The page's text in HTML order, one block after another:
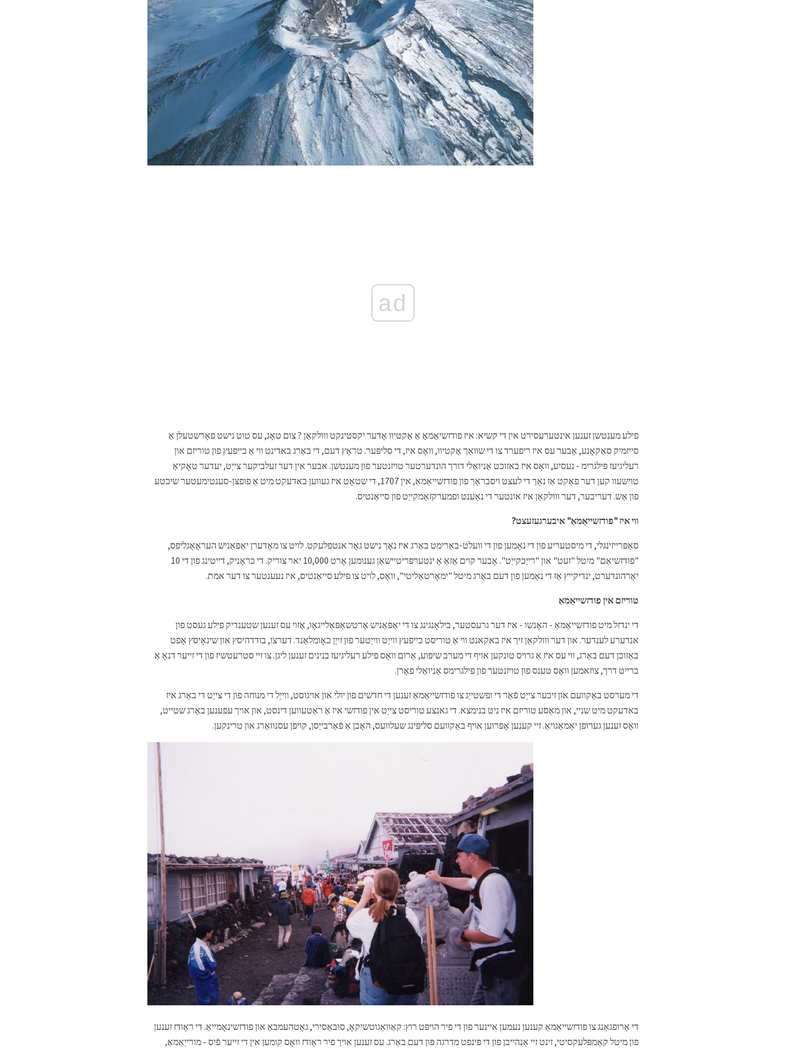
ad
פילע מענטשן זענען אינטערעסירט אין די קשיא: איז פודזשיאַמאַ אַ אַקטיוו אָדער יקסטינקט ווולקאַן ? צום טאָג, עס טוט נישט פאָרשטעלן אַ
סייזמיק סאַקאָנע, אָבער עס איז ריפערד צו די שוואַך אַקטיוו, וואָס איז, די סליפּער. טראָץ דעם, די באַרג באדינט ווי אַ כייפעץ פון טוריזם און
רעליגיעז פּילגרימ - נעסיע, וואָס איז באזוכט אַניואַלי דורך הונדערטער טויזנטער פון מענטשן. אבער אין דער זעלביקער צייַט, יעדער טאָקיאָ
טוישעוו קען דער פאַקט אַז נאָך די לעצט ויסבראָך פון פודזשייאַמאַ, אין 1707, די שטאָט איז געווען באדעקט מיט אַ פופצן-סענטימעטער שיכטע
פון ​​אַש. דעריבער, דער ווולקאַן איז אונטער די נאָענט ופמערקזאַמקייַט פון סייאַנטיס.
ווי איז "פודזשייאַמאַ" איבערגעזעצט?
סאַפּרייזינגלי, די מיסטעריע פון ​​די נאָמען פון די וועלט-באַרימט באַרג איז נאָך נישט גאָר אנטפלעקט. לויט צו מאָדערן יאַפּאַניש העראָאָגליפס,
"פודזשיאַם" מיטל "זעט" און "רייַכקייַט". אָבער קוים אַזאַ אַ ינטערפּריטיישאַן גענומען אָרט 10,000 יאר צוריק. די כראָניק, דייטינג פון די 10
יאָרהונדערט, ינדיקייץ אַז די נאָמען פון דעם באַרג מיטל "ימאָרטאַליטי", וואָס, לויט צו פילע סייאַנטיס, איז נעענטער צו דער אמת.
טוריזם אין פודזשייאַמאַ
די ינדזל מיט פודזשייאַמאַ - האָנשו - איז דער גרעסטער, בילאָנגינג צו די יאַפּאַניש אַרטשאַפּאַלייגאָו, אַזוי עס זענען שטענדיק פילע געסט פון
אנדערע לענדער. און דער ווולקאַן זיך איז באקאנט ווי אַ טוריסט כייפעץ ווייַט ווייַטער פון זייַן כאָומלאַנד. דערצו, בודדהיסץ און שינאָיסץ אָפט
באַזוכן דעם באַרג, ווי עס איז אַ גרויס טונקען אויף די מערב שיפּוע, אַרום וואָס פילע רעליגיעז בנינים זענען ליגן. צו זיי סטרעטשיז פון די זייער דנאָ אַ
ברייט דרך, צוזאמען וואָס טענס פון טויזנטער פון פּילגרימס אַניואַלי פאָרן.
די מערסט באַקוועם און זיכער צייַט פֿאַר די ופשטייַג צו פודזשייאַמאַ זענען די חדשים פון יולי און אויגוסט, ווייַל די מנוחה פון די צייַט די באַרג איז
באדעקט מיט שניי, און מאַסע טוריזם איז ניט בנימצא. די גאנצע טוריסט צייַט אין פודזשי איז אַ ראַטעווען דינסט, און אויך עפענען באַרג שטייט,
וואָס זענען גערופן יאַמאַגויאַ. זיי קענען אָפּרוען אויף באַקוועם סליפּינג שעלוועס, האָבן אַ פֿאַרבייַסן, קויפן עסנוואַרג און טרינקען.
די אַרופגאַנג צו פודזשייאַמאַ קענען נעמען איינער פון די פיר הויפּט רוץ: קאַוואַגוטשיקאָ, סובאַסירי, גאָטהעמבאַ און פודזשינאָמייאַ. די ראָודז זענען
פון מיטל קאַמפּלעקסיטי, זינט זיי אָנהייבן פון די פינפט מדרגה פון דעם באַרג. עס זענען אויך פיר ראָודז וואָס קומען אין די זייער פֿיס - מורייַאַמאַ,